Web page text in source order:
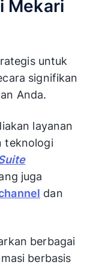
Mekari
untuk
signifikan
Anda.
layanan
teknologi
juga
dan
berbagai
berbasis